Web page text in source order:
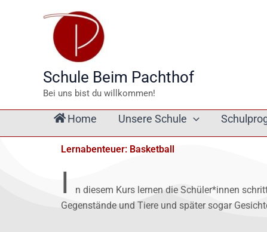
Schule Beim Pachthof
Bei uns bist du willkommen!
Home Unsere Schule
Lernabenteuer: Basketball
I
n diesem Kurs lernen die Schüler*innen
Gegenstände und Tiere und später sogar